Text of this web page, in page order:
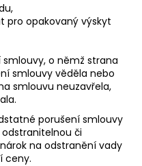
pro opakovaný výskyt
o němž strana
smlouvy věděla nebo
smlouvu neuzavřela,
porušení smlouvy
či
na odstranění vady
ceny.